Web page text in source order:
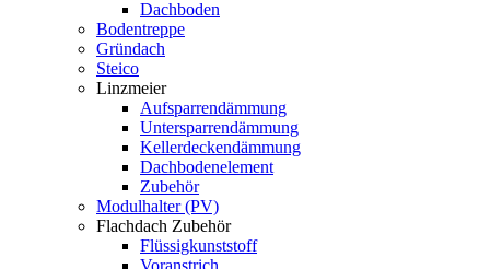
Dachboden
Bodentreppe
Gründach
Steico
Linzmeier
Aufsparrendämmung
Untersparrendämmung
Kellerdeckendämmung
Dachbodenelement
Zubehör
Modulhalter (PV)
Flachdach Zubehör
Flüssigkunststoff
Voranstrich